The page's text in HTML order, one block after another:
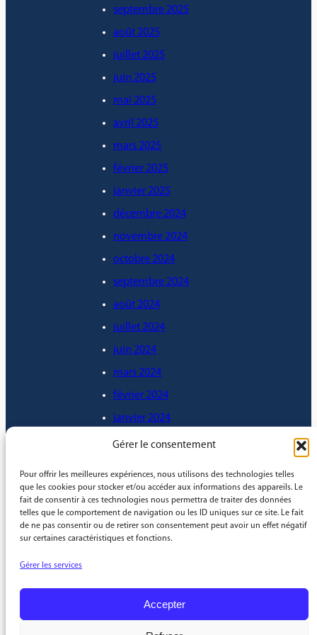
Gérer le consentement
Pour offrir les meilleures expériences, nous utilisons des technologies telles
que les cookies pour stocker et/ou accéder aux informations des appareils. Le
fait de consentir à ces technologies nous permettra de traiter des données
telles que le comportement de navigation ou les ID uniques sur ce site. Le fait
de ne pas consentir ou de retirer son consentement peut avoir un effet négatif
sur certaines caractéristiques et fonctions.
Gérer les services
Accepter
septembre 2025
août 2025
juillet 2025
juin 2025
mai 2025
avril 2025
mars 2025
février 2025
janvier 2025
décembre 2024
novembre 2024
octobre 2024
septembre 2024
août 2024
juillet 2024
juin 2024
mars 2024
février 2024
janvier 2024
décembre 2023
octobre 2023
septembre 2023
août 2023